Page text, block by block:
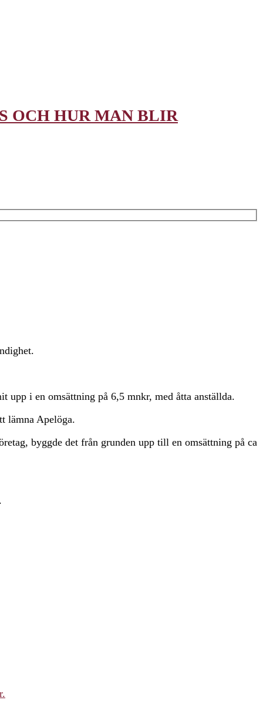
OCH HUR MAN BLIR
upp i en omsättning på 6,5 mnkr, med åtta anställda.
lämna Apelöga.
byggde det från grunden upp till en omsättning på ca